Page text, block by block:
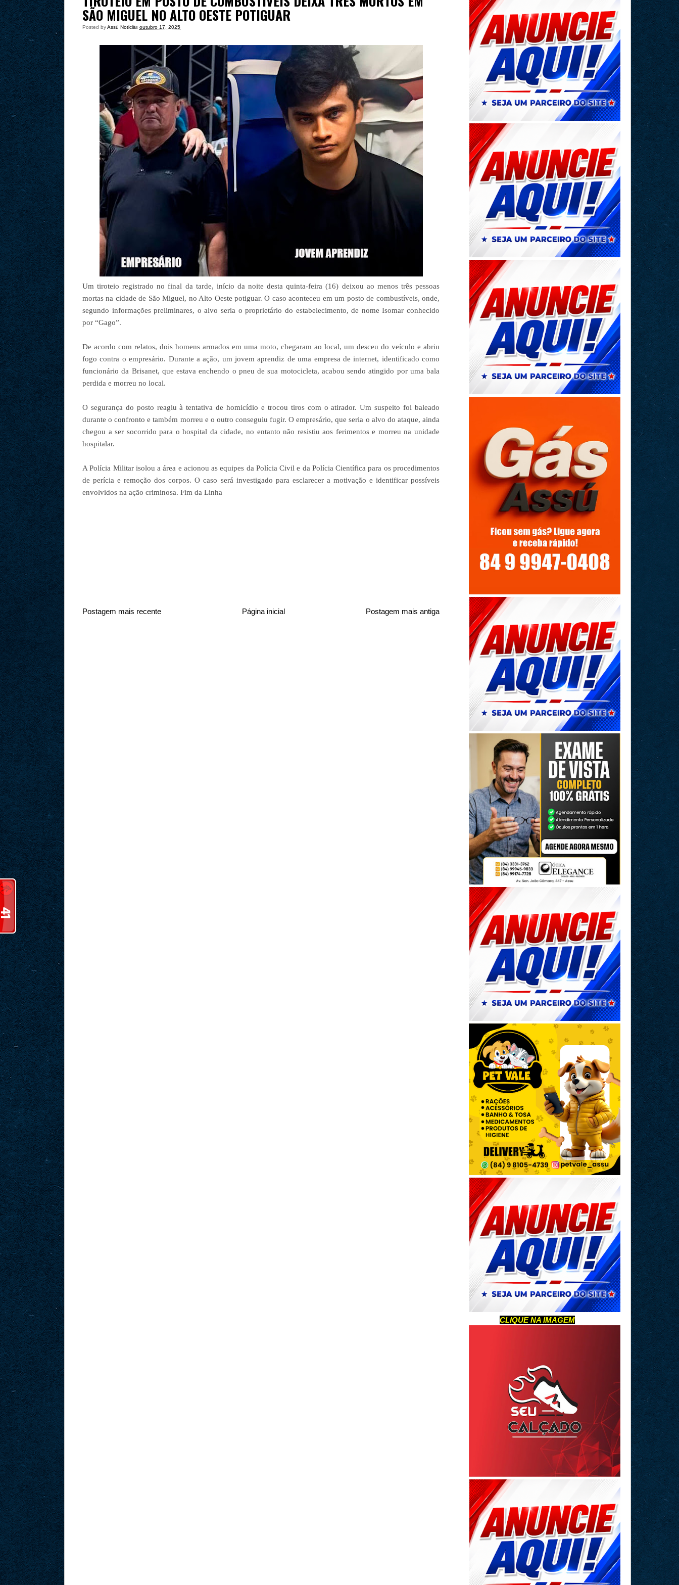
SÃO MIGUEL NO ALTO OESTE POTIGUAR
Posted byAssú Noticia
às outubro 17, 2025
Um tiroteio registrado no final da tarde, início da noite desta quinta-feira (16) deixou ao menos três pessoas
mortas na cidade de São Miguel, no Alto Oeste potiguar. O caso aconteceu em um posto de combustíveis, onde,
segundo informações preliminares, o alvo seria o proprietário do estabelecimento, de nome Isomar conhecido
por “Gago”.
De acordo com relatos, dois homens armados em uma moto, chegaram ao local, um desceu do veículo e abriu
fogo contra o empresário. Durante a ação, um jovem aprendiz de uma empresa de internet, identificado como
funcionário da Brisanet, que estava enchendo o pneu de sua motocicleta, acabou sendo atingido por uma bala
perdida e morreu no local.
O segurança do posto reagiu à tentativa de homicídio e trocou tiros com o atirador. Um suspeito foi baleado
durante o confronto e também morreu e o outro conseguiu fugir. O empresário, que seria o alvo do ataque, ainda
chegou a ser socorrido para o hospital da cidade, no entanto não resistiu aos ferimentos e morreu na unidade
hospitalar.
A Polícia Militar isolou a área e acionou as equipes da Polícia Civil e da Polícia Científica para os procedimentos
de perícia e remoção dos corpos. O caso será investigado para esclarecer a motivação e identificar possíveis
envolvidos na ação criminosa. Fim da Linha
Postagem mais recente Postagem mais antiga
Página inicial
CLIQUE NA IMAGEM